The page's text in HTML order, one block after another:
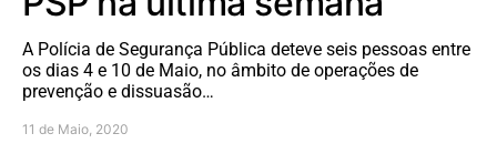
A Polícia de Segurança Pública deteve seis pessoas entre
os dias 4 e 10 de Maio, no âmbito de operações de
prevenção e dissuasão…
11 de Maio, 2020